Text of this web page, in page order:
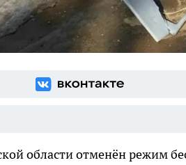
области отменён режим